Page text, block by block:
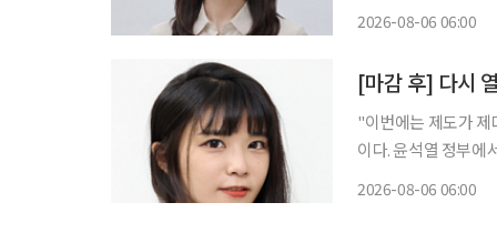
2026-08-06 06:00
[마감 후] 다시
"이번에는 제도가 제대로 자리 잡아야
이다. 윤석열 정부에
2026-08-06 06:00